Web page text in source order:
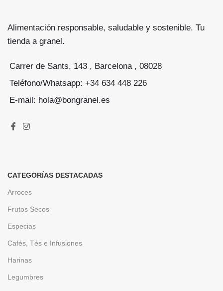
Alimentación responsable, saludable y sostenible. Tu
tienda a granel.
Carrer de Sants, 143 , Barcelona , 08028
Teléfono/Whatsapp: +34 634 448 226
E-mail: hola@bongranel.es
CATEGORÍAS DESTACADAS
Arroces
Frutos Secos
Especias
Cafés, Tés e Infusiones
Harinas
Legumbres